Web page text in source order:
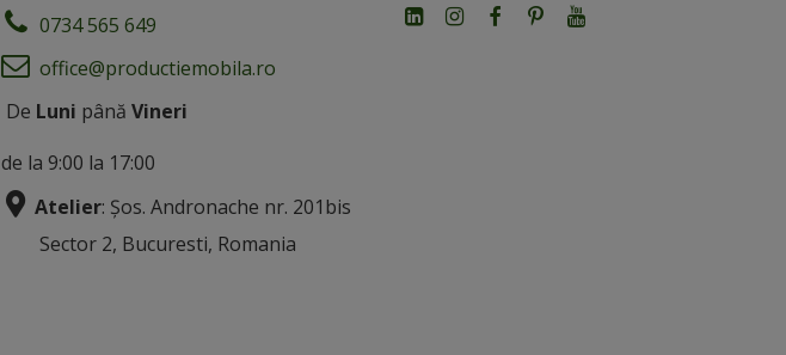
0734 565 649
office@productiemobila.ro
De Luni până Vineri
de la 9:00 la 17:00
Atelier: Șos. Andronache nr. 201bis
Sector 2, Bucuresti, Romania